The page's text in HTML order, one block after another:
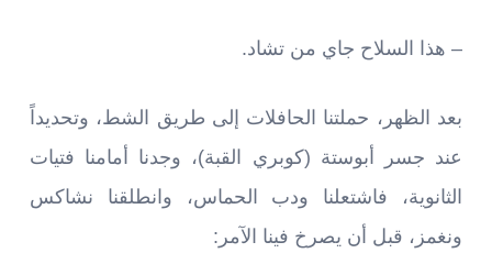
– هذا السلاح جاي من تشاد.
بعد الظهر، حملتنا الحافلات إلى طريق الشط، وتحديداً
عند جسر أبوستة (كوبري القبة)، وجدنا أمامنا فتيات
الثانوية، فاشتعلنا ودب الحماس، وانطلقنا نشاكس
ونغمز، قبل أن يصرخ فينا الآمر: